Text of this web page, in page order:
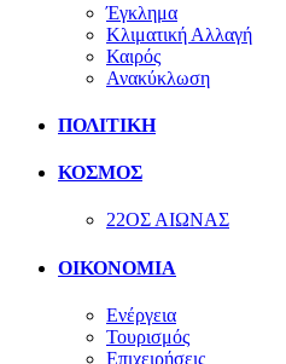
Έγκλημα
Κλιματική Αλλαγή
Καιρός
Ανακύκλωση
ΠΟΛΙΤΙΚΗ
ΚΟΣΜΟΣ
22ΟΣ ΑΙΩΝΑΣ
ΟΙΚΟΝΟΜΙΑ
Ενέργεια
Τουρισμός
Επιχειρήσεις